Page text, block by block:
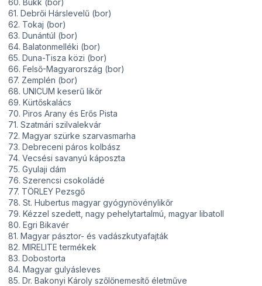
61. Debrői Hárslevelű (bor)
62. Tokaj (bor)
63. Dunántúl (bor)
64. Balatonmelléki (bor)
65. Duna-Tisza közi (bor)
66. Felső-Magyarország (bor)
67. Zemplén (bor)
68. UNICUM keserű likőr
69. Kürtőskalács
70. Piros Arany és Erős Pista
71. Szatmári szilvalekvár
72. Magyar szürke szarvasmarha
73. Debreceni páros kolbász
74. Vecsési savanyú káposzta
75. Gyulaji dám
76. Szerencsi csokoládé
77. TÖRLEY Pezsgő
78. St. Hubertus magyar gyógynövénylikőr
79. Kézzel szedett, nagy pehelytartalmú, magyar libatoll
80. Egri Bikavér
81. Magyar pásztor- és vadászkutyafajták
82. MIRELITE termékek
83. Dobostorta
84. Magyar gulyásleves
85. Dr. Bakonyi Károly szőlőnemesítő életműve